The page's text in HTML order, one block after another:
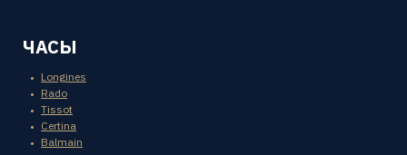
ЧАСЫ
Longines
Rado
Tissot
Certina
Balmain